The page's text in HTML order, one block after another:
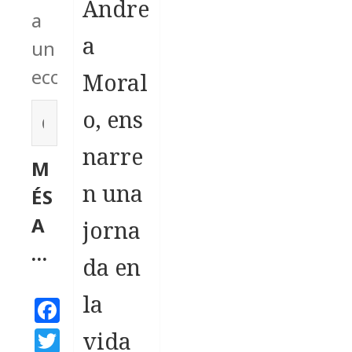
a
un
ecosistema.
e
r
c
a
:
M
ÉS
A
…
F
aT
Andre
a
Moral
o, ens
narre
n una
jorna
da en
la
vida